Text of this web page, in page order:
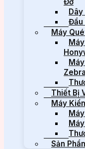
Dây
Đầu
Máy
Zebra
Thiết Bị
Máy
Sản